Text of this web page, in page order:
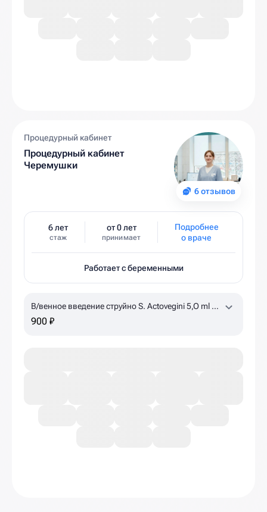
6 отзывов
Процедурный кабинет
Процедурный кабинет
Черемушки
6 лет
стаж
от 0 лет
принимает
Подробнее
о враче
Работает с беременными
В/венное введение струйно S. Actovegini 5,O ml +
NaCl 0,9% 15 ml
900 ₽